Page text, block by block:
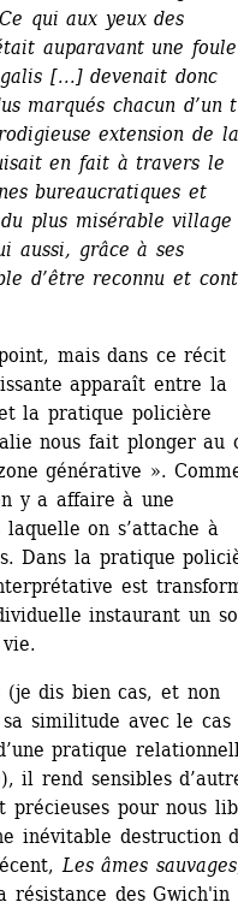
qui aux yeux des
auparavant une foule
[...] devenait donc
marqués chacun d’un
extension de la
en fait à travers le
bureaucratiques et
plus misérable village
aussi, grâce à ses
d’être reconnu et
mais dans ce récit
apparaît entre la
la pratique policière
nous fait plonger au
générative ».
y a affaire à une
on s’attache à
Dans la pratique
est
instaurant un
(je dis bien cas, et non
similitude avec le cas
pratique
il rend sensibles
précieuses pour nous
inévitable destruction
Les âmes sauvages
résistance des Gwich'in